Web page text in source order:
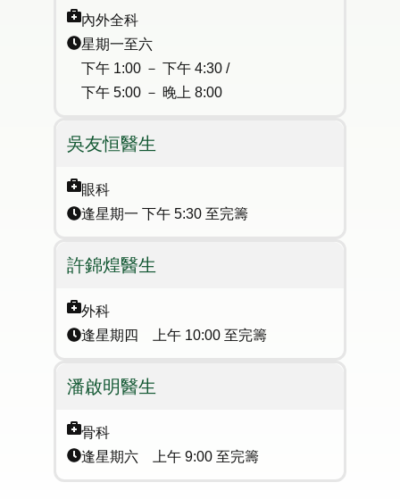
內外全科​
星期一至六
下午 1:00 － 下午 4:30 /
下午 5:00 － 晚上 8:00
吳友恒醫生
眼科
逢星期一 下午 5:30 至完籌
許錦煌醫生
外科​
逢星期四 上午 10:00 至完籌
潘啟明醫生
骨科​
逢星期六 上午 9:00 至完籌